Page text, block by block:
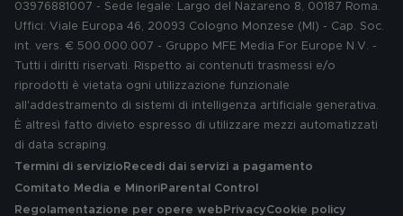
03976881007 - Sede legale: Largo del Nazareno 8, 00187 Roma.
Uffici: Viale Europa 46, 20093 Cologno Monzese (MI) - Cap. Soc.
int. vers. € 500.000.007 - Gruppo MFE Media For Europe N.V. -
Tutti i diritti riservati. Rispetto ai contenuti trasmessi e/o
riprodotti è vietata ogni utilizzazione funzionale
all'addestramento di sistemi di intelligenza artificiale generativa.
È altresì fatto divieto espresso di utilizzare mezzi automatizzati
di data scraping.
Termini di servizio Recedi dai servizi a pagamento
Comitato Media e MinoriParental Control
Regolamentazione per opere web PrivacyCookie policy